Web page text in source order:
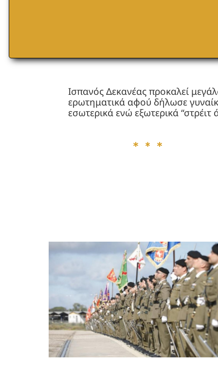
Ισπανός Δεκανέας προκαλεί
ερωτηματικά αφού δήλωσε
εσωτερικά ενώ εξωτερικά “στρέιτ